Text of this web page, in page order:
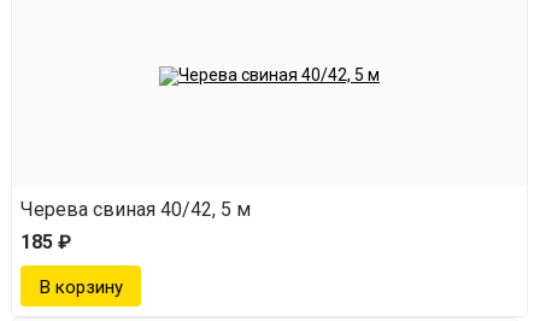
Черева свиная 40/42, 5 м
185 ₽